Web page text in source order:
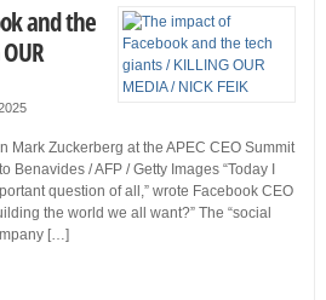
and the
Mark Zuckerberg at the APEC CEO Summit
/ AFP / Getty Images “Today I
question of all,” wrote Facebook CEO
the world we all want?” The “social
[…]